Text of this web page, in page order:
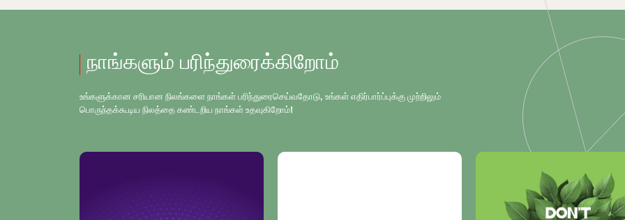
நாங்களும் பரிந்துரைக்கிறோம்
உங்களுக்கான சரியான நிலங்களை நாங்கள் பரிந்துரைசெய்வதோடு, உங்கள் எதிர்பார்ப்புக்கு முற்றிலும்
பொருந்தக்கூடிய நிலத்தை கண்டறிய நாங்கள் உதவுகிறோம்!